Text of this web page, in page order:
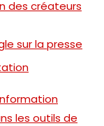
des créateurs
sur la presse
les outils de